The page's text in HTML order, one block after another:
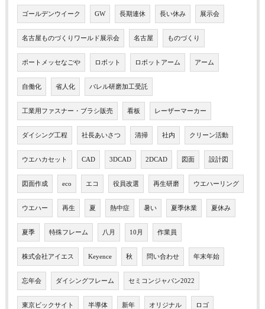
ゴールデンウイーク GW 長期連休 長い休み 展示会
名古屋ものづくりワールド展示会 名古屋 ものづくり
ポートメッセなごや ロボット ロボットアーム アーム
自働化 省人化 バレル研磨加工受託
工業用ファスナー・ブラシ販売 看板 レーザーマーカー
ダイシング工程 社長あいさつ 清掃 社内 クリーン活動
ウエハカセット CAD 3DCAD 2DCAD 図面 設計図
図面作成 eco エコ 役員改選 再生研磨 ウエハーリング
ウエハー 再生 夏 熱中症 暑い 夏季休業 夏休み
夏季 特殊フレーム 八月 10月 作業員
株式会社アイエス Keyence 秋 問い合わせ 年末年始
忘年会 ダイシングフレーム セミコンジャパン2022
東京ビックサイト 半導体 新年 オリジナル ロゴ